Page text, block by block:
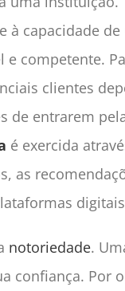
à capacidade
competente.
clientes
de entrarem
é exercida
as
notoriedade.
confiança. Por